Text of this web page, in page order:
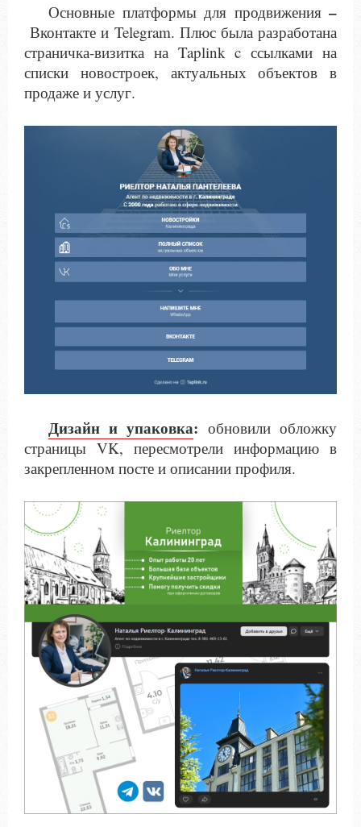
Основные платформы для продвижения–
Вконтакте и Telegram. Плюс была разработана
страничка-визитка на Taplink c ссылками на
списки новостроек, актуальных объектов в
продаже и услуг.
Дизайн и упаковка: обновили обложку
страницы VK, пересмотрели информацию в
закрепленном посте и описании профиля.